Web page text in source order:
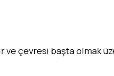
ve çevresi başta olmak